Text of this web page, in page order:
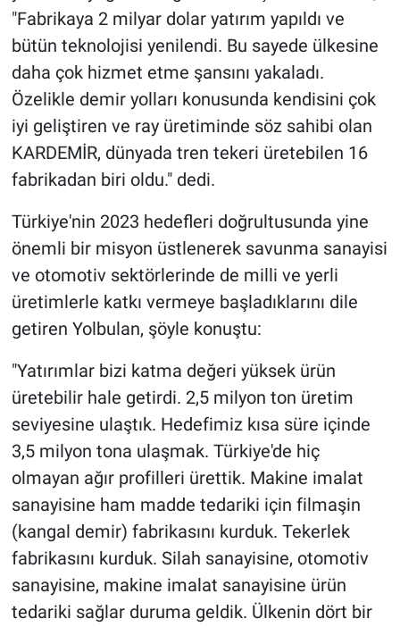
"Fabrikaya 2 milyar dolar yatırım yapıldı ve
bütün teknolojisi yenilendi. Bu sayede ülkesine
daha çok hizmet etme şansını yakaladı.
Özelikle demir yolları konusunda kendisini çok
iyi geliştiren ve ray üretiminde söz sahibi olan
KARDEMİR, dünyada tren tekeri üretebilen 16
fabrikadan biri oldu." dedi.
Türkiye'nin 2023 hedefleri doğrultusunda yine
önemli bir misyon üstlenerek savunma sanayisi
ve otomotiv sektörlerinde de milli ve yerli
üretimlerle katkı vermeye başladıklarını dile
getiren Yolbulan, şöyle konuştu:
"Yatırımlar bizi katma değeri yüksek ürün
üretebilir hale getirdi. 2,5 milyon ton üretim
seviyesine ulaştık. Hedefimiz kısa süre içinde
3,5 milyon tona ulaşmak. Türkiye'de hiç
olmayan ağır profilleri ürettik. Makine imalat
sanayisine ham madde tedariki için filmaşin
(kangal demir) fabrikasını kurduk. Tekerlek
fabrikasını kurduk. Silah sanayisine, otomotiv
sanayisine, makine imalat sanayisine ürün
tedariki sağlar duruma geldik. Ülkenin dört bir